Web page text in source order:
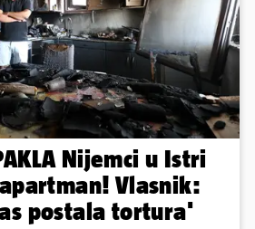
Nijemci u Istri
Vlasnik:
postala tortura'